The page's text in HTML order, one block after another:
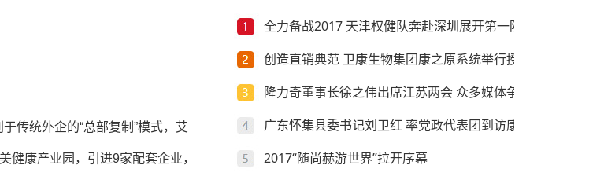
传统外企的“总部复制”模式，艾
健康产业园，引进9家配套企业，
全力备战2017 天津权健队奔赴深圳展开第一阶段冬训
创造直销典范 卫康生物集团康之原系统举行授旗仪式
隆力奇董事长徐之伟出席江苏两会 众多媒体争相采访
广东怀集县委书记刘卫红 率党政代表团到访康美药业
2017“随尚赫游世界”拉开序幕